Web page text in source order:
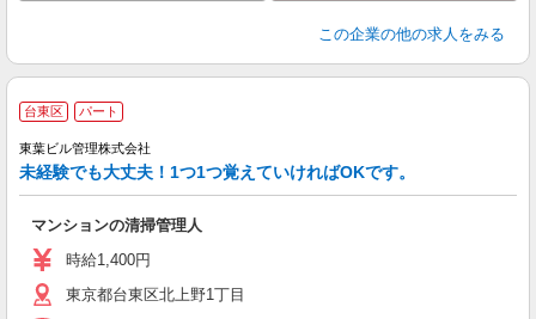
この企業の他の求人をみる
台東区 パート
東葉ビル管理株式会社
未経験でも大丈夫！1つ1つ覚えていければOKです。
マンションの清掃管理人
時給1,400円
東京都台東区北上野1丁目